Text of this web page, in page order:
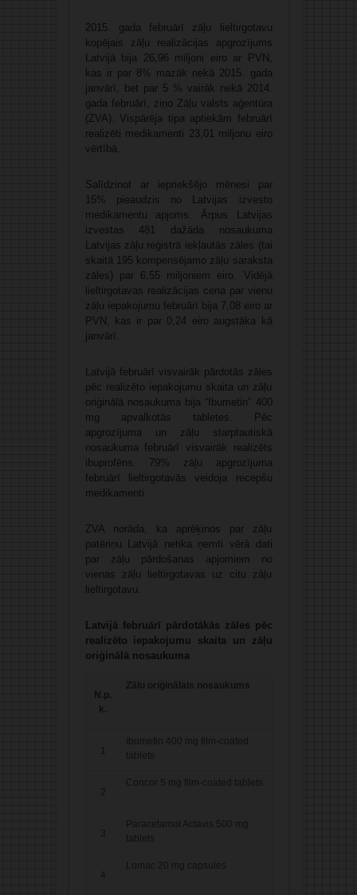
2015. gada februārī zāļu lieltirgotavu
kopējais zāļu realizācijas apgrozījums
Latvijā bija 26,96 miljoni eiro ar PVN,
kas ir par 8% mazāk nekā 2015. gada
janvārī, bet par 5 % vairāk nekā 2014.
gada februārī, ziņo Zāļu valsts aģentūra
(ZVA). Vispārēja tipa aptiekām februārī
realizēti medikamenti 23,01 miljonu eiro
vērtībā.
Salīdzinot ar iepriekšējo mēnesi par
15% pieaudzis no Latvijas izvesto
medikamentu apjoms. Ārpus Latvijas
izvestas 481 dažāda nosaukuma
Latvijas zāļu reģistrā iekļautās zāles (tai
skaitā 195 kompensējamo zāļu saraksta
zāles) par 6,55 miljoniem eiro. Vidējā
lieltirgotavas realizācijas cena par vienu
zāļu iepakojumu februārī bija 7,08 eiro ar
PVN, kas ir par 0,24 eiro augstāka kā
janvārī.
Latvijā februārī visvairāk pārdotās zāles
pēc realizēto iepakojumu skaita un zāļu
oriģinālā nosaukuma bija “Ibumetin” 400
mg apvalkotās tabletes. Pēc
apgrozījuma un zāļu starptautiskā
nosaukuma februārī visvairāk realizēts
ibuprofēns. 79% zāļu apgrozījuma
februārī lieltirgotavās veidoja recepšu
medikamenti.
ZVA norāda, ka aprēķinos par zāļu
patēriņu Latvijā netika ņemti vērā dati
par zāļu pārdošanas apjomiem no
vienas zāļu lieltirgotavas uz citu zāļu
lieltirgotavu.
Latvijā februārī pārdotākās zāles pēc
realizēto iepakojumu skaita un zāļu
oriģinālā nosaukuma
N.p.
k.
Zāļu oriģinālais nosaukums
1
Ibumetin 400 mg film-coated
tablets
Concor 5 mg film-coated tablets
3
Paracetamol Actavis 500 mg
tablets
4
Lomac 20 mg capsules